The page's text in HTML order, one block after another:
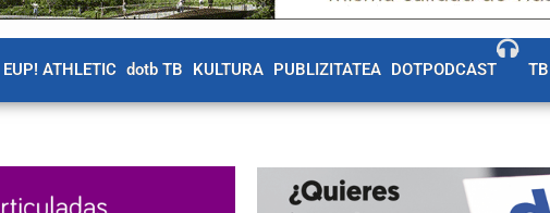
EUP! ATHLETIC dotb TB KULTURA PUBLIZITATEA DOTPODCAST